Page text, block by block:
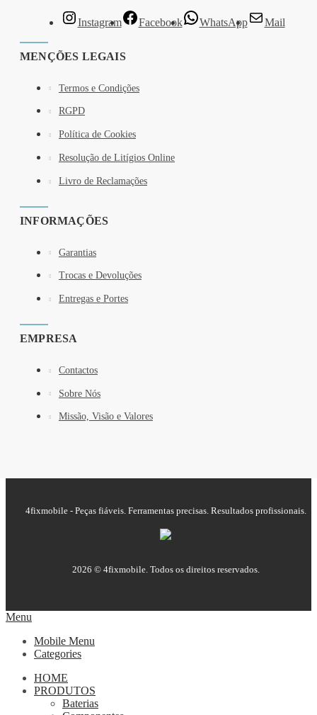
Instagram Facebook WhatsApp Mail
MENÇÕES LEGAIS
Termos e Condições
RGPD
Política de Cookies
Resolução de Litígios Online
Livro de Reclamações
INFORMAÇÕES
Garantias
Trocas e Devoluções
Entregas e Portes
EMPRESA
Contactos
Sobre Nós
Missão, Visão e Valores
4fixmobile - Peças fiáveis. Ferramentas precisas. Resultados profissionais.
2026 © 4fixmobile. Todos os direitos reservados.
Menu
Mobile Menu
Categories
HOME
PRODUTOS
Baterias